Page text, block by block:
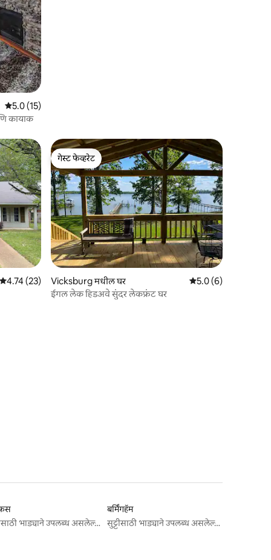
5 पैकी 5.0 सरासरी रेटिंग, 15 रिव्ह्यूज
5.0 (15)
कायाक
5 पैकी 4.74 सरासरी रेटिंग, 23 रिव्ह्यूज
4.74 (23)
गेस्ट फेव्हरेट
गेस्ट फेव्हरेट
Vicksburg मधील घर 5 पैकी 5.0 सरासरी
5.0 (6)
ईगल लेक हिडअवे सुंदर लेकफ्रंट घर
सुट्टीसाठी भाड्याने उपलब्ध असलेल्या जागा
बर्मिंगहॅम
सुट्टीसाठी भाड्याने उपलब्ध असलेल्या जागा